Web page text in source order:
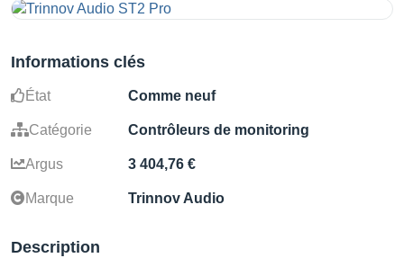
Informations clés
État Comme neuf
Catégorie Contrôleurs de monitoring
Argus 3 404,76 €
Marque Trinnov Audio
Description